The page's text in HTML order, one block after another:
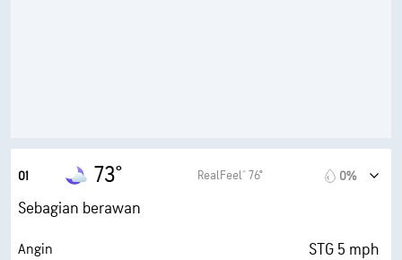
01 73° RealFeel® 76° 0%
Sebagian berawan
Angin STG 5 mph